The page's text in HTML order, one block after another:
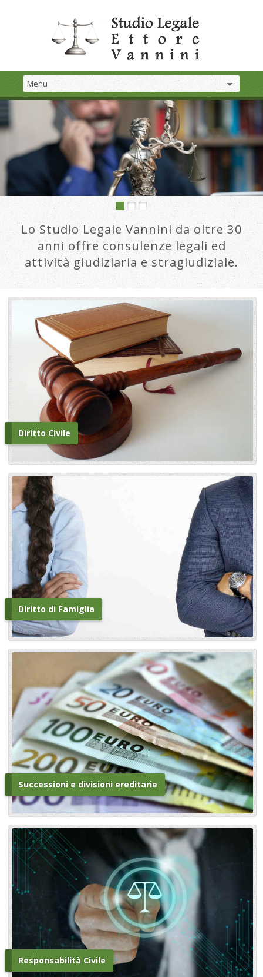
Lo Studio Legale Vannini da oltre 30
anni offre consulenze legali ed
attività giudiziaria e stragiudiziale.
Diritto Civile
Diritto di Famiglia
Successioni e divisioni ereditarie
Responsabilità Civile